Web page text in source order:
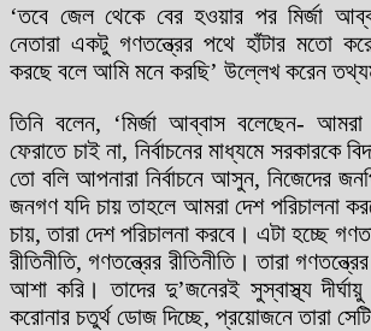
‘তবে জেল থেকে বের হওয়ার পর মির্জা
নেতারা একটু গণতন্ত্রের পথে হাঁটার মতো
করছে বলে আমি মনে করছি’ উল্লেখ করেন
তিনি বলেন, ‘মির্জা আব্বাস বলেছেন- আমরা
ফেরাতে চাই না, নির্বাচনের মাধ্যমে সরকারকে
তো বলি আপনারা নির্বাচনে আসুন, নিজেদের
জনগণ যদি চায় তাহলে আমরা দেশ পরিচালনা
চায়, তারা দেশ পরিচালনা করবে। এটা হচ্ছে
রীতিনীতি, গণতন্ত্রের রীতিনীতি। তারা
আশা করি। তাদের দু’জনেরই সুস্বাস্থ্য
করোনার চতুর্থ ডোজ দিচ্ছে, প্রয়োজনে তারা